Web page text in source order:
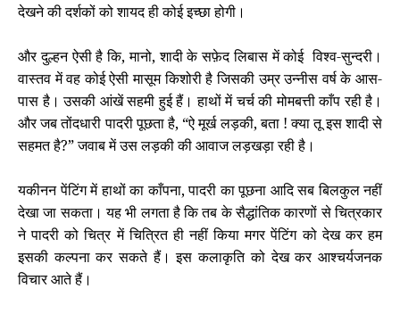
देखने की दर्शकों को शायद ही कोई इच्छा होगी।
और दुल्हन ऐसी है कि, मानो, शादी के सफ़ेद लिबास में कोई विश्व-सुन्दरी।
वास्तव में वह कोई ऐसी मासूम किशोरी है जिसकी उम्र उन्नीस वर्ष के आस-
पास है। उसकी आंखें सहमी हुई हैं। हाथों में चर्च की मोमबत्ती काँप रही है।
और जब तोंदधारी पादरी पूछता है, “ऐ मूर्ख लड़की, बता ! क्या तू इस शादी से
सहमत है?” जवाब में उस लड़की की आवाज लड़खड़ा रही है।
यकीनन पेंटिंग में हाथों का काँपना, पादरी का पूछना आदिसब बिलकुल नहीं
देखा जा सकता। यह भी लगता है कि तब के सैद्धांतिक कारणों से चित्रकार
ने पादरी को चित्र में चित्रित ही नहीं किया मगर पेंटिंग को देख कर हम
इसकी कल्पना कर सकते हैं। इस कलाकृति को देख कर आश्चर्यजनक
विचार आते हैं।